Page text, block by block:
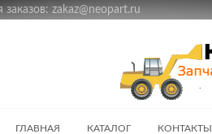
zakaz@neopart.ru
ГЛАВНАЯ КАТАЛОГ КОНТАКТЫ